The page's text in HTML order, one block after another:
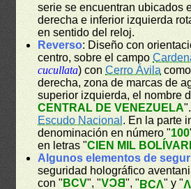
serie se encuentran ubicados
derecha e inferior izquierda
en sentido del reloj.
Reverso: Diseño con
centro, sobre el campo
cucullata) conCerro Ávila
derecha, zona de marcas de
superior izquierda, el nombre
CENTRAL DE VENEZUELA
Escudo Nacional . En la parte
denominación en número "100
en letras "CIEN MIL
Algunos elementos de
seguridad holográfico
con " BCV", "BCV", "BCV" y "